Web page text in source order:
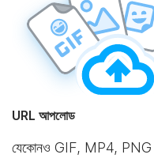
URL আপলোড
যেকোনও GIF, MP4, PNG